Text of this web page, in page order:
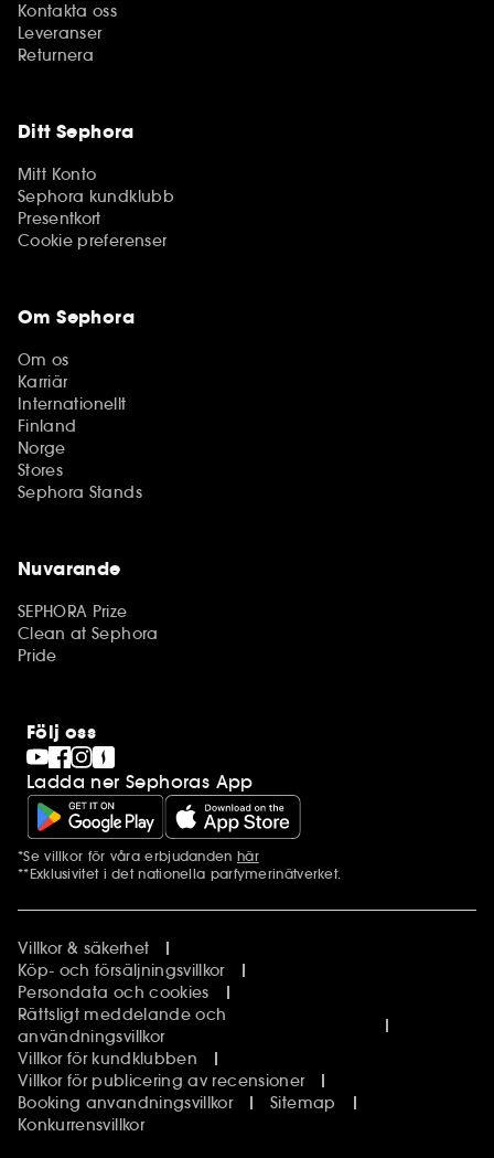
Kontakta oss
Leveranser
Returnera
Ditt Sephora
Mitt Konto
Sephora kundklubb
Presentkort
Cookie preferenser
Om Sephora
Om os
Karriär
Internationellt
Finland
Norge
Stores
Sephora Stands
Nuvarande
SEPHORA Prize
Clean at Sephora
Pride
Följ oss
Ladda ner Sephoras App
Ytterligare information
*Se villkor för våra erbjudanden här
**Exklusivitet i det nationella parfymerinätverket.
Villkor & säkerhet
Köp- och försäljningsvillkor
Persondata och cookies
Rättsligt meddelande och
användningsvillkor
Villkor för kundklubben
Villkor för publicering av recensioner
Booking anvandningsvillkor
Sitemap
Konkurrensvillkor